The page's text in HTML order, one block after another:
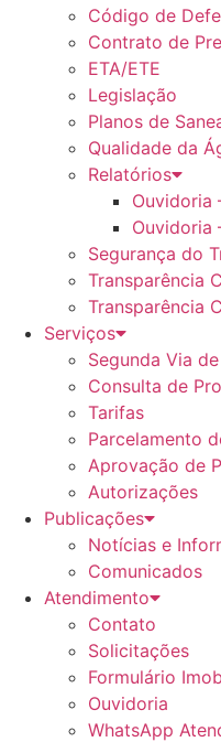
Código de
Contrato de
ETA/ETE
Legislação
Planos de
Qualidade da
Relatórios
Ouvidoria
Ouvidoria
Segurança do
Transparência
Transparência
Serviços
Segunda Via
Consulta de
Tarifas
Parcelamento
Aprovação de
Autorizações
Publicações
Notícias e
Comunicados
Atendimento
Contato
Solicitações
Formulário
Ouvidoria
WhatsApp